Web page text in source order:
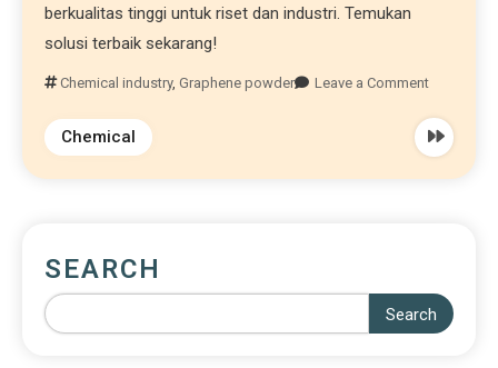
berkualitas tinggi untuk riset dan industri. Temukan
solusi terbaik sekarang!
Chemical industry,Graphene powder Leave a Comment
Chemical
SEARCH
Search